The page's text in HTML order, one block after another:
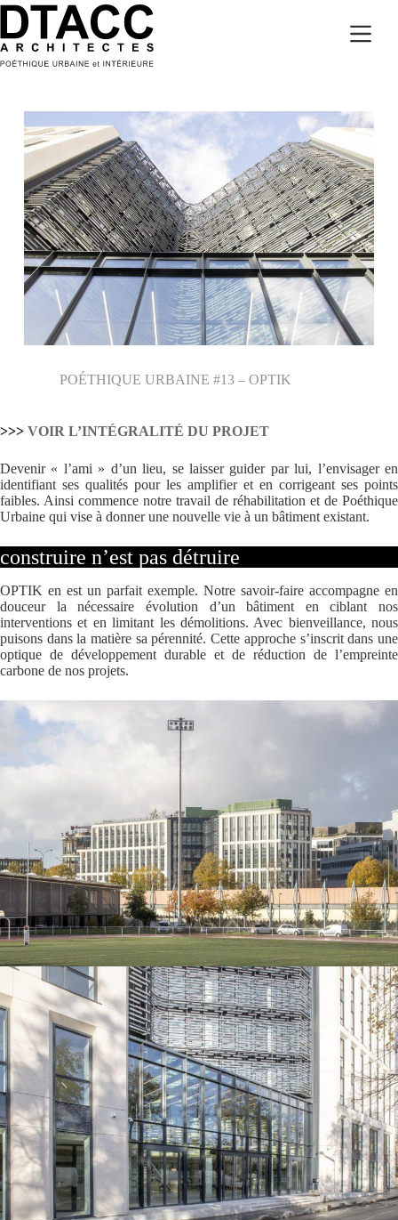
Passer
contenu
POÉTHIQUE URBAINE #13 – OPTIK
>>> VOIR L’INTÉGRALITÉ DU PROJET
Devenir « l’ami » d’un lieu, se laisser guider par lui, l’envisager en
identifiant ses qualités pour les amplifier et en corrigeant ses points
faibles. Ainsi commence notre travail de réhabilitation et de Poéthique
Urbaine qui vise à donner une nouvelle vie à un bâtiment existant.
construire n’est pas détruire
OPTIK en est un parfait exemple. Notre savoir-faire accompagne en
douceur la nécessaire évolution d’un bâtiment en ciblant nos
interventions et en limitant les démolitions. Avec bienveillance, nous
puisons dans la matière sa pérennité. Cette approche s’inscrit dans une
optique de développement durable et de réduction de l’empreinte
carbone de nos projets.